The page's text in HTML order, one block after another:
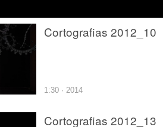
Cortografias 2012_10
1:30 · 2014
Cortografias 2012_13